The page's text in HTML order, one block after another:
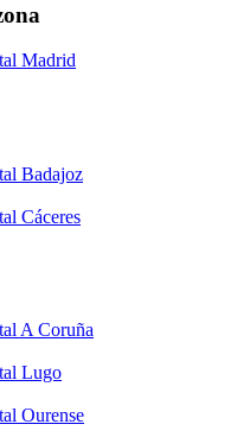
Madrid
Badajoz
Cáceres
A Coruña
Lugo
Ourense